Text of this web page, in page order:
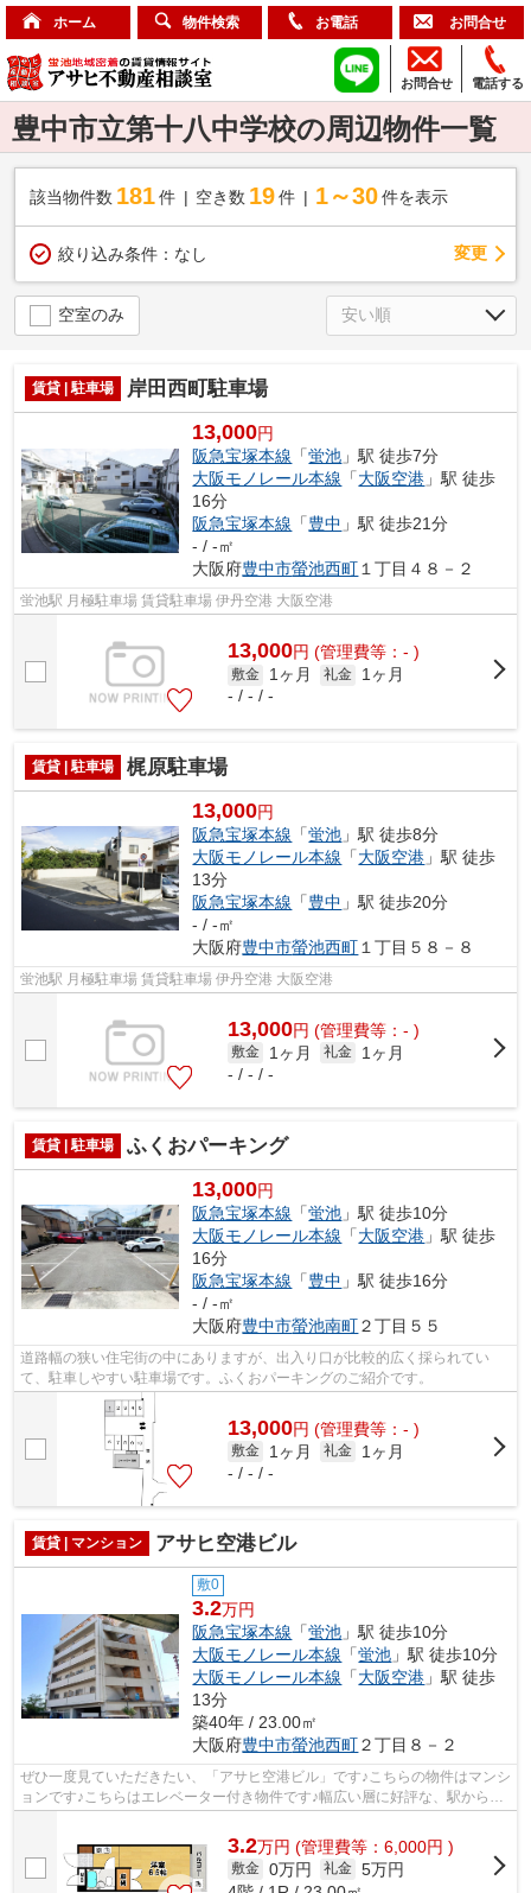
ホーム 物件検索 お電話 お問合せ
電話する
お問合せ
豊中市立第十八中学校の周辺物件一覧
該当物件数 181件 空き数 19 件 1～30 件を表示
絞り込み条件： なし 変更
空室のみ
賃貸 | 駐車場 岸田西町駐車場
13,000円
阪急宝塚本線 「蛍池 」駅 徒歩7分
大阪モノレール本線 「大阪空港 」駅 徒歩
16分
阪急宝塚本線 「豊中 」駅 徒歩21分
- / -㎡
大阪府豊中市螢池西町 １丁目４８－２
蛍池駅 月極駐車場 賃貸駐車場 伊丹空港 大阪空港
13,000円 (管理費等：- )
敷金 1ヶ月 礼金
1ヶ月
- / - / -
賃貸 | 駐車場 梶原駐車場
13,000円
阪急宝塚本線 「蛍池 」駅 徒歩8分
大阪モノレール本線 「大阪空港 」駅 徒歩
13分
阪急宝塚本線 「豊中 」駅 徒歩20分
- / -㎡
大阪府豊中市螢池西町 １丁目５８－８
蛍池駅 月極駐車場 賃貸駐車場 伊丹空港 大阪空港
13,000円 (管理費等：- )
敷金 1ヶ月 礼金
1ヶ月
- / - / -
賃貸 | 駐車場 ふくおパーキング
13,000円
阪急宝塚本線 「蛍池 」駅 徒歩10分
大阪モノレール本線 「大阪空港 」駅 徒歩
16分
阪急宝塚本線 「豊中 」駅 徒歩16分
- / -㎡
大阪府豊中市螢池南町２丁目５５
道路幅の狭い住宅街の中にありますが、出入り口が比較的広く採られてい
て、駐車しやすい駐車場です。ふくおパーキングのご紹介です。
13,000円 (管理費等：- )
敷金 1ヶ月 礼金
1ヶ月
- / - / -
賃貸 | マンション アサヒ空港ビル
敷0
3.2万円
阪急宝塚本線 「蛍池 」駅 徒歩10分
大阪モノレール本線 「蛍池 」駅 徒歩10分
大阪モノレール本線 「大阪空港 」駅 徒歩
13分
築40年 / 23.00㎡
大阪府豊中市螢池西町２丁目８－２
ぜひ一度見ていただきたい、「アサヒ空港ビル」です♪こちらの物件はマンシ
ョンです♪こちらはエレベーター付き物件です♪幅広い層に好評な、駅から徒
3.2万円 (管理費等：6,000円 )
敷金 0万円 礼金 5万円